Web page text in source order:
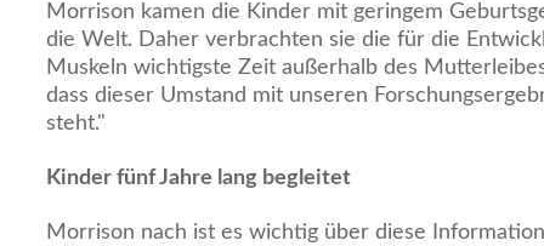
Morrison kamen die Kinder mit geringem
die Welt. Daher verbrachten sie die für die
Muskeln wichtigste Zeit außerhalb des
dass dieser Umstand mit unseren
steht."
Kinder fünf Jahre lang begleitet
Morrison nach ist es wichtig über diese